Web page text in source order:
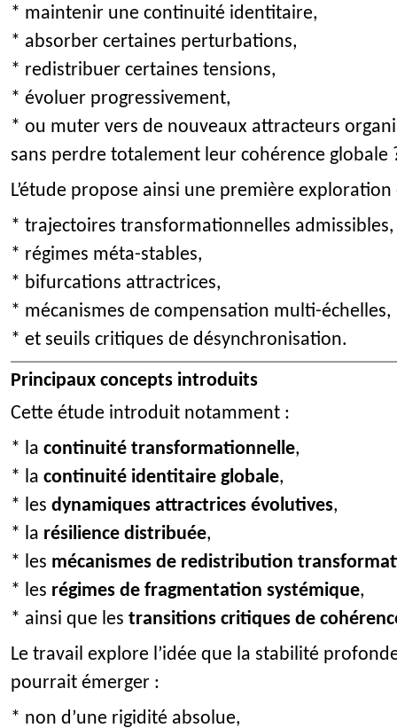
* maintenir une continuité identitaire,
* absorber certaines perturbations,
* redistribuer certaines tensions,
* évoluer progressivement,
* ou muter vers de nouveaux attracteurs
sans perdre totalement leur cohérence globale
L’étude propose ainsi une première exploration
* trajectoires transformationnelles admissibles,
* régimes méta-stables,
* bifurcations attractrices,
* mécanismes de compensation multi-échelles,
* et seuils critiques de désynchronisation.
Principaux concepts introduits
Cette étude introduit notamment :
* la continuité transformationnelle,
* la continuité identitaire globale,
* les dynamiques attractrices évolutives,
* la résilience distribuée,
* les mécanismes de redistribution
* les régimes de fragmentation systémique,
* ainsi que les transitions critiques de
Le travail explore l’idée que la stabilité
pourrait émerger :
* non d’une rigidité absolue,